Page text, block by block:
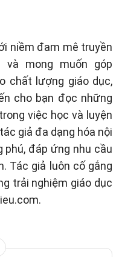
niềm đam mê truyền
mong muốn góp
chất lượng giáo dục,
cho bạn đọc những
việc học và luyện
giả đa dạng hóa nội
phú, đáp ứng nhu cầu
Tác giả luôn cố gắng
trải nghiệm giáo dục